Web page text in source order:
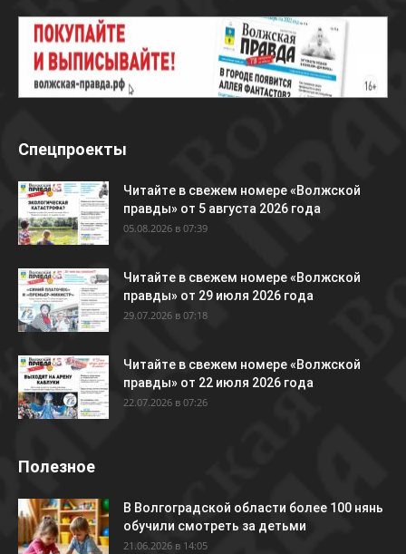
Спецпроекты
Читайте в свежем номере «Волжской
правды» от 5 августа 2026 года
05.08.2026 в 07:39
Читайте в свежем номере «Волжской
правды» от 29 июля 2026 года
29.07.2026 в 07:18
Читайте в свежем номере «Волжской
правды» от 22 июля 2026 года
22.07.2026 в 07:26
Полезное
В Волгоградской области более 100 нянь
обучили смотреть за детьми
21.06.2026 в 14:05